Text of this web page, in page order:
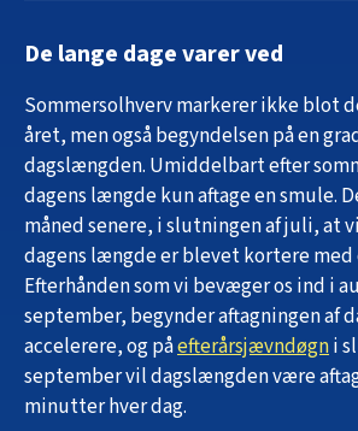
De lange dage varer ved
Sommersolhverv markerer ikke blot
året, men også begyndelsen på en
dagslængden. Umiddelbart efter
dagens længde kun aftage en smule.
måned senere, i slutningen af juli, at
dagens længde er blevet kortere
Efterhånden som vi bevæger os ind i
september, begynder aftagningen af
accelerere, og påefterårsjævndøgni
september vil dagslængden være
minutter hver dag.